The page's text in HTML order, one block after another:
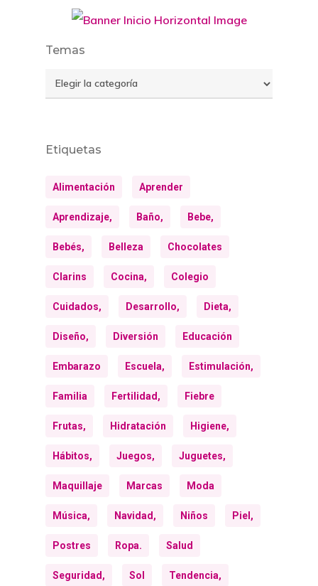
Temas
Temas
Etiquetas
Alimentación Aprender
Aprendizaje, Baño, Bebe,
Bebés, Belleza Chocolates
Clarins Cocina, Colegio
Cuidados, Desarrollo, Dieta,
Diseño, Diversión Educación
Embarazo Escuela, Estimulación,
Familia Fertilidad, Fiebre
Frutas, Hidratación Higiene,
Hábitos, Juegos, Juguetes,
Maquillaje Marcas Moda
Música, Navidad, Niños Piel,
Postres Ropa. Salud
Seguridad, Sol Tendencia,